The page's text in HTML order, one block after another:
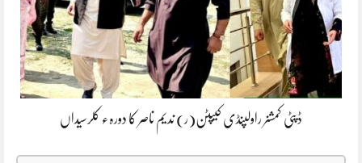
ڈپٹی کمشنر راولپنڈی کیپٹن(ر) ندیم ناصر کا دورہء کلرسیداں